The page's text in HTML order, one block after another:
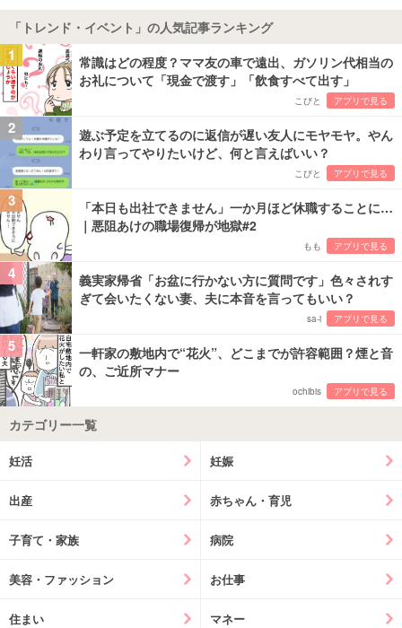
「トレンド・イベント」の人気記事ランキング
1
常識はどの程度？ママ友の車で遠出、ガソリン代相当の
お礼について「現金で渡す」「飲食すべて出す」
こびと アプリで見る
2
遊ぶ予定を立てるのに返信が遅い友人にモヤモヤ。やん
わり言ってやりたいけど、何と言えばいい？
こびと アプリで見る
3
「本日も出社できません」一か月ほど休職することに…
｜悪阻あけの職場復帰が地獄#2
もも アプリで見る
4
義実家帰省「お盆に行かない方に質問です」色々されす
ぎて会いたくない妻、夫に本音を言ってもいい？
sa-i アプリで見る
5
一軒家の敷地内で“花火”、どこまでが許容範囲？煙と音
の、ご近所マナー
ochibis アプリで見る
カテゴリー一覧
妊活 妊娠
出産 赤ちゃん・育児
子育て・家族 病院
美容・ファッション お仕事
住まい マネー